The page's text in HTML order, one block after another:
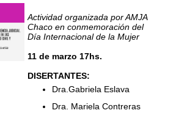
Actividad organizada por AMJA
Chaco en conmemoración del
Día Internacional de la Mujer
11 de marzo 17hs.
DISERTANTES:
Dra.Gabriela Eslava
Dra. Mariela Contreras